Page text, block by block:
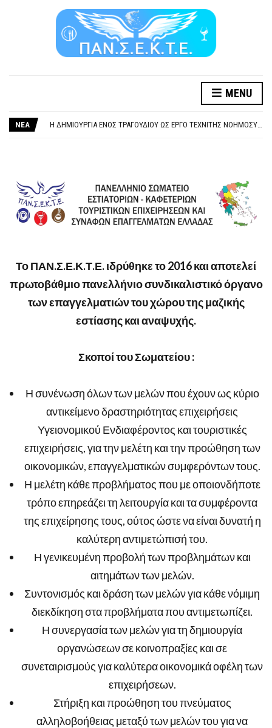
MENU
ΝΕΑ
Η ΔΗΜΙΟΥΡΓΙΑ ΕΝΟΣ ΤΡΑΓΟΥΔΙΟΥ ΩΣ ΕΡΓΟ ΤΕΧΝΙΤΗΣ ΝΟΗΜΟΣΥΝΗΣ ΚΑΤΑ 100/100 ΔΕΝ ΥΠΟΚΕΙΤΑΙ ΣΕ ΠΝΕΥΜΑΤΙΚΑ/ΣΥΓΓΕΝΙΚΑ ΔΙΚΑΙΩΜΑΤΑ. ΠΑΡΑΠΛΑΝΗΤΙΚΕΣ ΚΑΙ ΨΕΥΔΕΙΣ ΟΙ ΤΟΠΟΘΕΤΗΣΕΙΣ ΤΟΥ GEA.
Το ΠΑΝ.Σ.Ε.Κ.Τ.Ε. ιδρύθηκε το 2016 και αποτελεί
πρωτοβάθμιο πανελλήνιο συνδικαλιστικό όργανο
των επαγγελματιών του χώρου της μαζικής
εστίασης και αναψυχής.
Σκοποί του Σωματείου :
Η συνένωση όλων των μελών που έχουν ως κύριο
αντικείμενο δραστηριότητας επιχειρήσεις
Υγειονομικού Ενδιαφέροντος και τουριστικές
επιχειρήσεις, για την μελέτη και την προώθηση των
οικονομικών, επαγγελματικών συμφερόντων τους.
Η μελέτη κάθε προβλήματος που με οποιονδήποτε
τρόπο επηρεάζει τη λειτουργία και τα συμφέροντα
της επιχείρησης τους, ούτος ώστε να είναι δυνατή η
καλύτερη αντιμετώπισή του.
Η γενικευμένη προβολή των προβλημάτων και
αιτημάτων των μελών.
Συντονισμός και δράση των μελών για κάθε νόμιμη
διεκδίκηση στα προβλήματα που αντιμετωπίζει.
Η συνεργασία των μελών για τη δημιουργία
οργανώσεων σε κοινοπραξίες και σε
συνεταιρισμούς για καλύτερα οικονομικά οφέλη των
επιχειρήσεων.
Στήριξη και προώθηση του πνεύματος
αλληλοβοήθειας μεταξύ των μελών του για να